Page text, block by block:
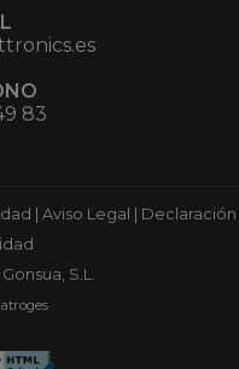
83
Aviso Legal
Declaración
S.L.